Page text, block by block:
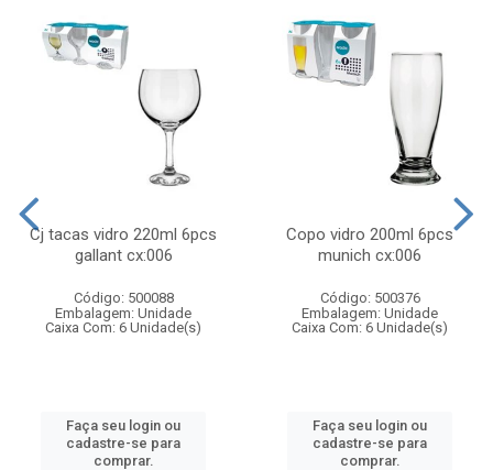
Cj tacas vidro 220ml 6pcs
gallant cx:006
Código: 500088
Embalagem: Unidade
Caixa Com: 6 Unidade(s)
Faça seu login ou
cadastre-se para
comprar.
Copo vidro 200ml 6pcs
munich cx:006
Código: 500376
Embalagem: Unidade
Caixa Com: 6 Unidade(s)
Faça seu login ou
cadastre-se para
comprar.